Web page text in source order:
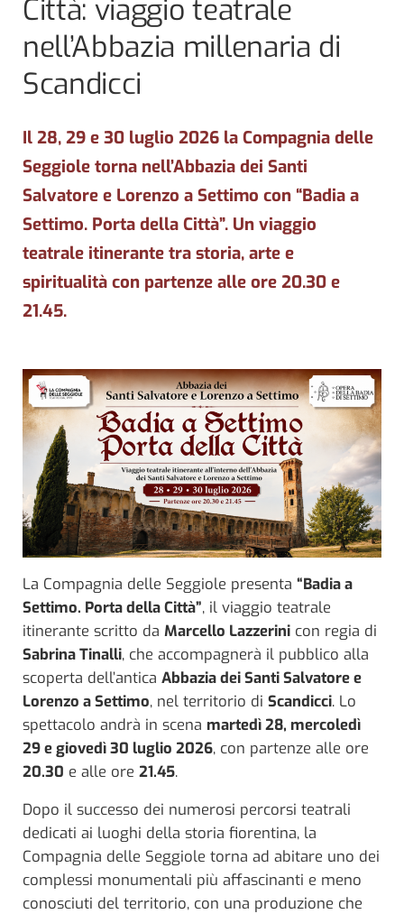
Città: viaggio teatrale
nell’Abbazia millenaria di
Scandicci
Il 28, 29 e 30 luglio 2026 la Compagnia delle
Seggiole torna nell’Abbazia dei Santi
Salvatore e Lorenzo a Settimo con “Badia a
Settimo. Porta della Città”. Un viaggio
teatrale itinerante tra storia, arte e
spiritualità con partenze alle ore 20.30 e
21.45.
La Compagnia delle Seggiole presenta “Badia a
Settimo. Porta della Città”, il viaggio teatrale
itinerante scritto da Marcello Lazzerinicon regia di
Sabrina Tinalli, che accompagnerà il pubblico alla
scoperta dell’antica Abbazia dei Santi Salvatore e
Lorenzo a Settimo, nel territorio di Scandicci. Lo
spettacolo andrà in scena martedì 28, mercoledì
29 e giovedì 30 luglio 2026, con partenze alle ore
20.30 e alle ore 21.45.
Dopo il successo dei numerosi percorsi teatrali
dedicati ai luoghi della storia fiorentina, la
Compagnia delle Seggiole torna ad abitare uno dei
complessi monumentali più affascinanti e meno
conosciuti del territorio, con una produzione che